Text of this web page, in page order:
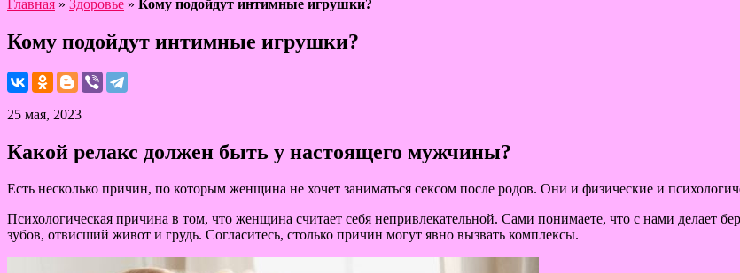
Главная » Здоровье » Кому подойдут интимные игрушки?
Кому подойдут интимные игрушки?
25 мая, 2023
Какой релакс должен быть у настоящего мужчины?
Есть несколько причин, по которым женщина не хочет заниматься сексом после родов. Они и физические и
Психологическая причина в том, что женщина считает себя непривлекательной. Сами понимаете, что с нами делает
зубов, отвисший живот и грудь. Согласитесь, столько причин могут явно вызвать комплексы.